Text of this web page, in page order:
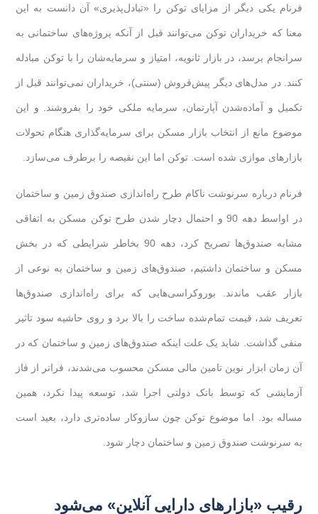
فرنام یکی دیگر از مزایای توکن را «تبادل‌پذیری» آن دانست به این
معنا که خریداران توکن می‌توانند قبل از آنکه پروژه‌های ساختمانی به
سرانجام برسد، در بازار ثانویه، امتیاز و سرمایه‌شان را با توکن مبادله
کنند. در مدل‌های دیگر پیش‌فروش (سنتی)، خریداران نمی‌توانند قبل از
تکمیل و آماده‌شدن آپارتمان، سرمایه ملکی خود را بفروشند. و این
موضوع مانع از انتخاب بازار مسکن برای سرمایه‌گذاری هنگام تحولات
بازارهای موازی شده است. توکن اما این نقیصه را برطرف می‌سازد.
فرنام درباره سرنوشت ناکام طرح راه‌اندازی صندوق زمین و ساختمان
در اواسط دهه 90 و احتمال دچار شدن طرح توکن مسکن به اتفاقی
مشابه صندوق‌ها تصریح کرد، دهه 90 بخاطر شرایطی که در بخش
مسکن و ساختمان داشتیم،‌ صندوق‌های زمین‌ و ساختمان به نوعی از
بازار عقب ماندند. بوروکراسی‌هایی که برای راه‌اندازی صندوق‌ها
تعریف شد،‌ قیمت تمام‌شده ساخت را بالا برد و روی حاشیه سود تاثیر
منفی گذاشت. شاید یک علت اینکه صندوق‌های زمین و ساختمان که در
آن زمان ابزار نوین تامین مالی مسکن محسوب می‌شدند، فراتر از فاز
آزمایشی که توسط بانک دولتی اجرا شد، توسعه پیدا نکرد، همین
مساله بود. اما موضوع توکن چون سازوکار ساده‌تری دارد، بعید است
به سرنوشت صندوق زمین و ساختمان دچار شود.
رقیب «بازارهای دارایی آنلاین» می‌شود